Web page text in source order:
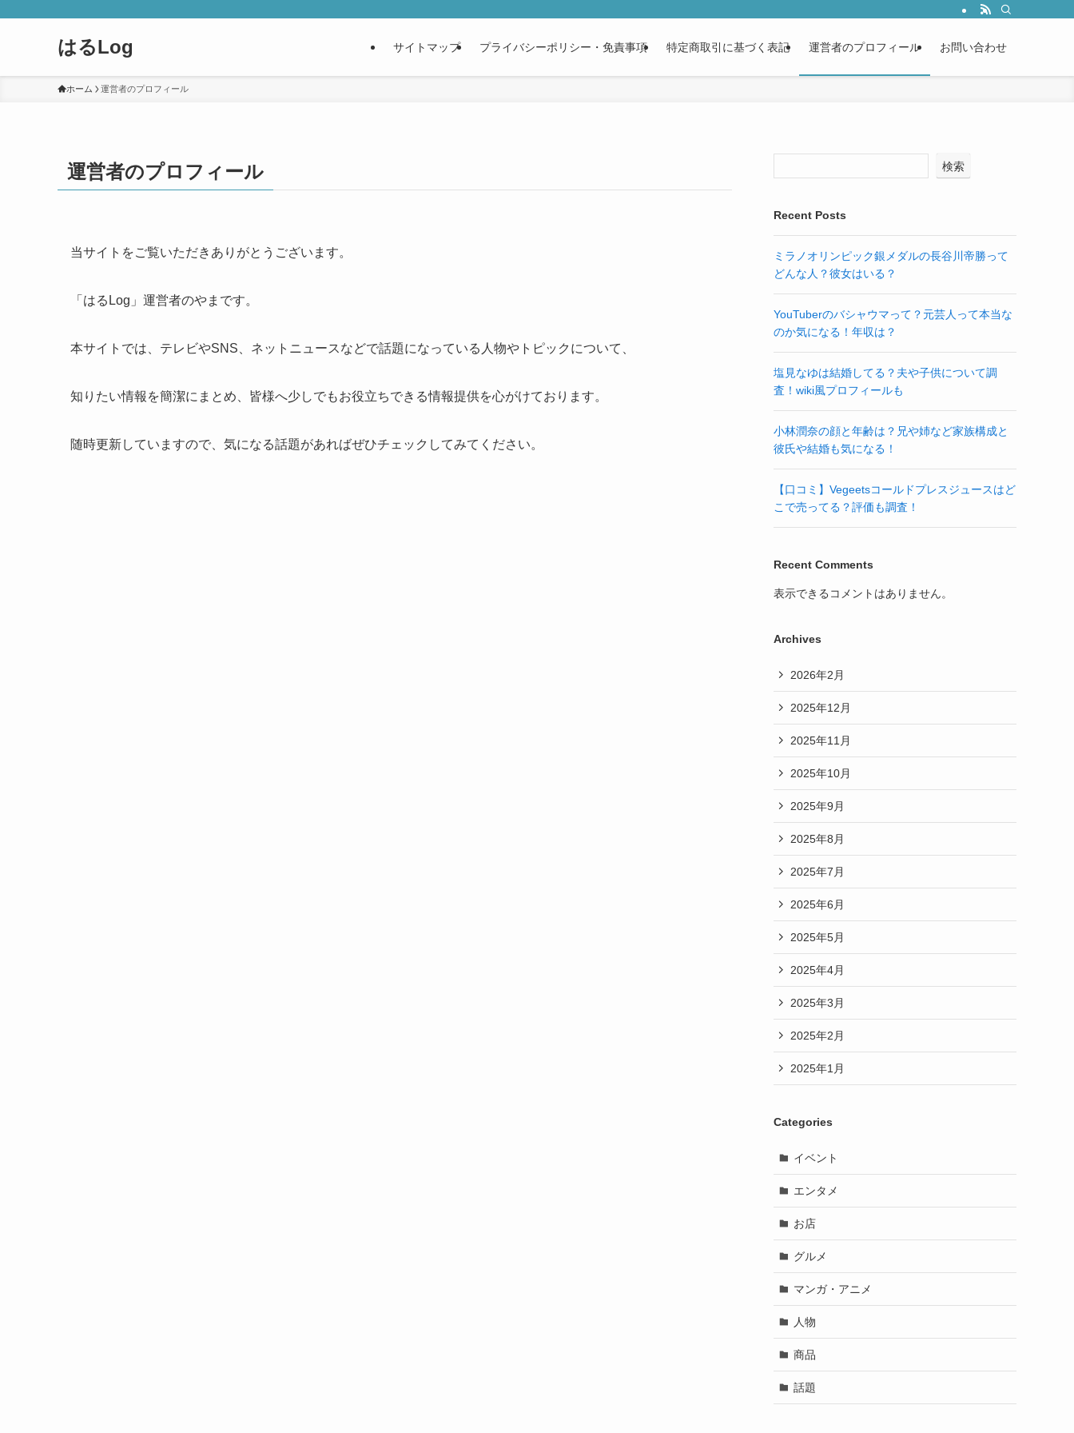
はるLog サイトマップ プライバシーポリシー・免責事項 特定商取引に基づく表記 運営者のプロフィール お問い合わせ
ホーム 運営者のプロフィール
運営者のプロフィール
当サイトをご覧いただきありがとうございます。
「はるLog」運営者のやまです。
本サイトでは、テレビやSNS、ネットニュースなどで話題になっている人物やトピックについて、
知りたい情報を簡潔にまとめ、皆様へ少しでもお役立ちできる情報提供を心がけております。
随時更新していますので、気になる話題があればぜひチェックしてみてください。
検索
Recent Posts
ミラノオリンピック銀メダルの長谷川帝勝って
どんな人？彼女はいる？
YouTuberのバシャウマって？元芸人って本当な
のか気になる！年収は？
塩見なゆは結婚してる？夫や子供について調
査！wiki風プロフィールも
小林潤奈の顔と年齢は？兄や姉など家族構成と
彼氏や結婚も気になる！
【口コミ】Vegeetsコールドプレスジュースはど
こで売ってる？評価も調査！
Recent Comments
表示できるコメントはありません。
Archives
2026年2月
2025年12月
2025年11月
2025年10月
2025年9月
2025年8月
2025年7月
2025年6月
2025年5月
2025年4月
2025年3月
2025年2月
2025年1月
Categories
イベント
エンタメ
お店
グルメ
マンガ・アニメ
人物
商品
話題